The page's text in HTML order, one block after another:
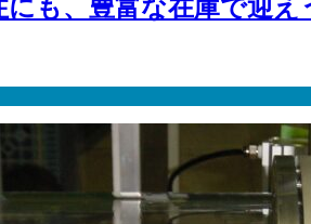
にも、豊富な在庫で迎え